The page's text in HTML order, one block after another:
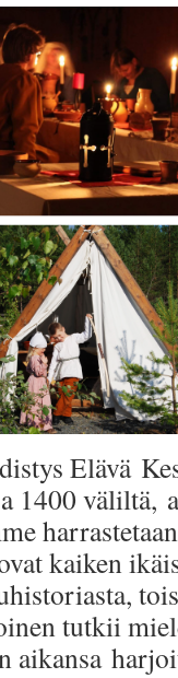
Elävä
1400 väliltä,
kaiken
tutkii
aikansa